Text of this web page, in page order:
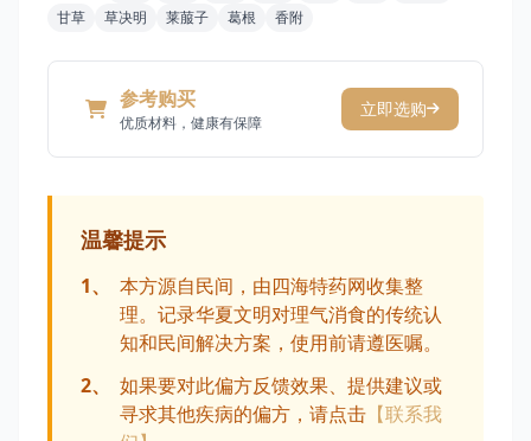
甘草
草决明 莱菔子 葛根 香附
参考购买
优质材料，健康有保障
立即选购
温馨提示
1、
本方源自民间，由四海特药网收集整
理。记录华夏文明对理气消食的传统认
知和民间解决方案，使用前请遵医嘱。
2、
如果要对此偏方反馈效果、提供建议或
寻求其他疾病的偏方，请点击 【联系我